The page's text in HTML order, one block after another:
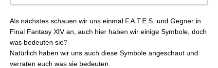
FFXIV: Quest-Symbole
FFXIV: Klassen- und Job-Symbole
FFXIV: Fate- und Gegner-Symbole
FFXIV: Charakter-Symbole
FFXIV: Symbole auf der Gebietskarte
Als nächstes schauen wir uns einmal F.A.T.E.S. und Gegner in
Final Fantasy XIV an, auch hier haben wir einige Symbole, doch
was bedeuten sie?
Natürlich haben wir uns auch diese Symbole angeschaut und
verraten euch was sie bedeuten.